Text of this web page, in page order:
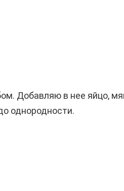
Добавляю в нее яйцо,
однородности.